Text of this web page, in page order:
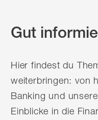
Gut
Hier findest du
weiterbringen: von
Banking und
Einblicke in die